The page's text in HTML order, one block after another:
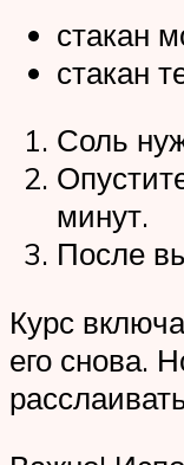
стакан
стакан
Соль
минут.
После
Курс
его снова.